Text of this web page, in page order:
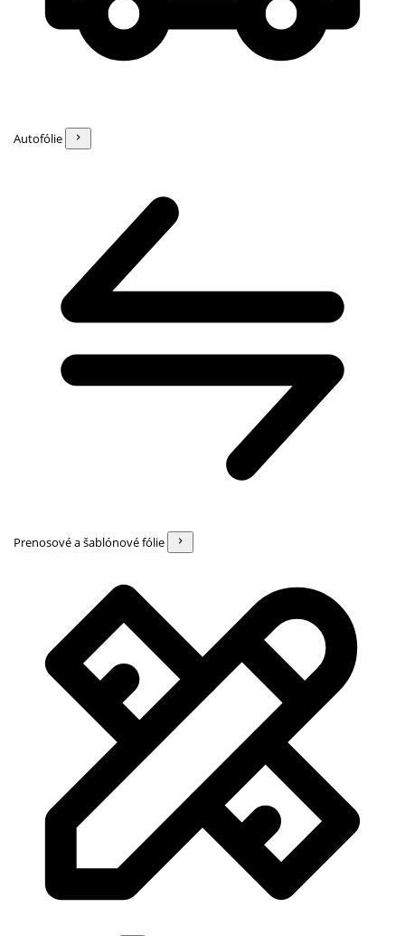
Autofólie
Prenosové a šablónové fólie